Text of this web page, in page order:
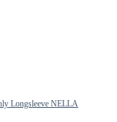
Longsleeve NELLA